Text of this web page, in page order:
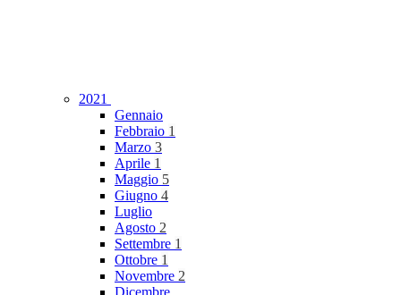
2021
Gennaio
Febbraio 1
Marzo 3
Aprile 1
Maggio 5
Giugno 4
Luglio
Agosto 2
Settembre 1
Ottobre 1
Novembre 2